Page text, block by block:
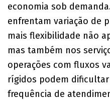
economia sob
enfrentam variação de
mais flexibilidade não
mas também nos
operações com fluxos
rígidos podem
frequência de